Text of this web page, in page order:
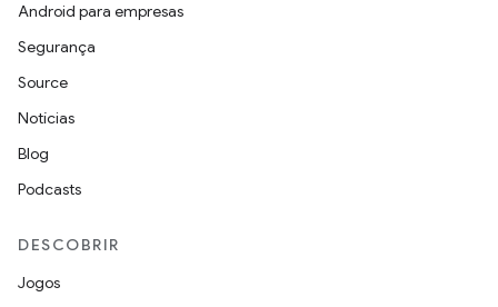
Android para empresas
Segurança
Source
Notícias
Blog
Podcasts
DESCOBRIR
Jogos